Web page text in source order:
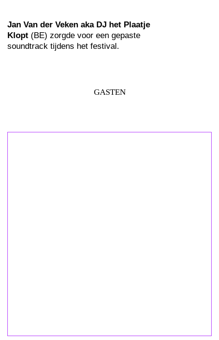
Jan Van der Veken aka DJ het Plaatje
Klopt (BE) zorgde voor een gepaste
soundtrack tijdens het festival.
GASTEN